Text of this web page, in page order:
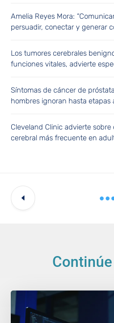
Amelia Reyes Mora:
persuadir, conectar y generar
Los tumores cerebrales
funciones vitales, advierte
Síntomas de cáncer de
hombres ignoran hasta etapas
Cleveland Clinic advierte
cerebral más frecuente en